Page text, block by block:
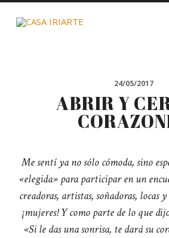
24/05/2017
ABRIR Y
Me sentí ya no sólo cómoda, sino
«elegida» para participar en un
creadoras, artistas, soñadoras, locas
¡mujeres! Y como parte de lo que
«Si le das una sonrisa, te dará su